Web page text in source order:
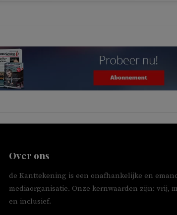
Over ons
de Kanttekening is een onafhankelijke en
mediaorganisatie. Onze kernwaarden zijn: vrij,
en inclusief.